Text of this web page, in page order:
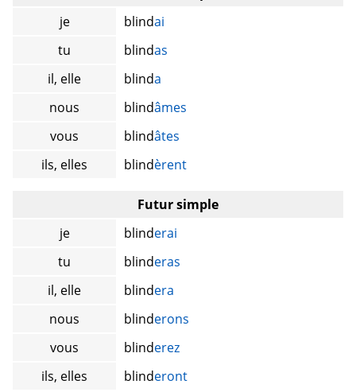
je
blindai
tu
blindas
il, elle
blinda
nous
blindâmes
vous
blindâtes
ils, elles
blindèrent
Futur simple
je
blinderai
tu
blinderas
il, elle
blindera
nous
blinderons
vous
blinderez
ils, elles
blinderont